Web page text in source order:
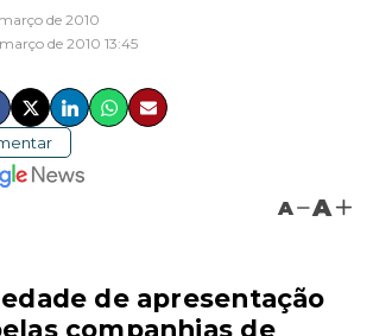
de 2010
de 2010 13:45
A A
de apresentação
companhias de